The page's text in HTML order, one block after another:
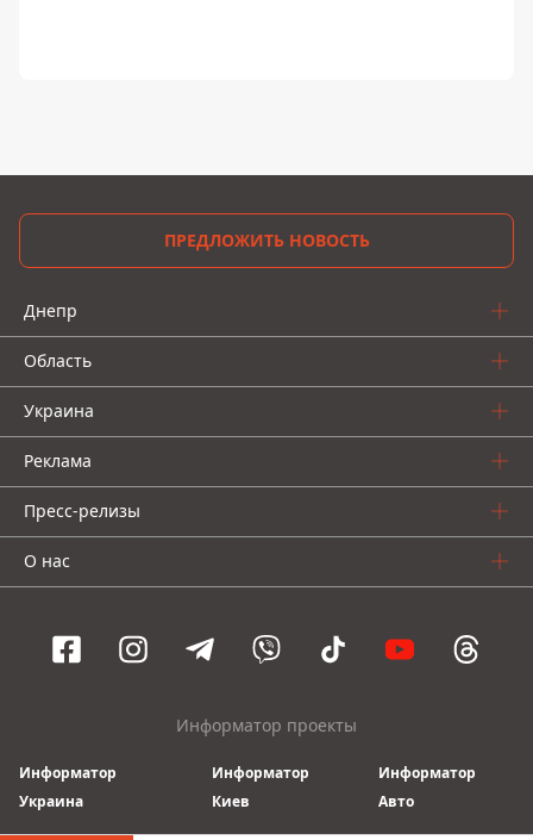
ПРЕДЛОЖИТЬ НОВОСТЬ
Днепр
Область
Украина
Реклама
Пресс-релизы
О нас
Информатор проекты
Информатор
Украина
Информатор
Киев
Информатор
Авто